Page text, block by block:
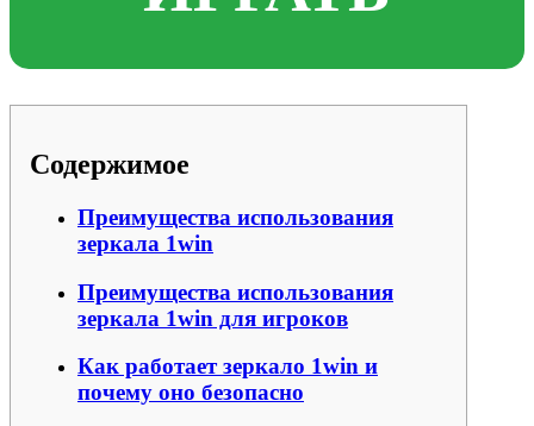
Содержимое
Преимущества использования
зеркала 1win
Преимущества использования
зеркала 1win для игроков
Как работает зеркало 1win и
почему оно безопасно